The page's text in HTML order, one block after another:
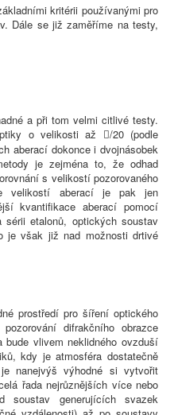
kritérii používanými pro
Dále se již zaměříme na testy,
a při tom velmi citlivé testy.
o velikosti až
/20 (podle
aberací dokonce i dvojnásobek
je zejména to, že odhad
s velikostí pozorovaného
velikostí aberací je pak jen
kvantifikace aberací pomocí
etalonů, optických soustav
je však již nad možnosti drtivé
prostředí pro šíření optického
difrakčního obrazce
bude vlivem neklidného ovzduší
kdy je atmosféra dostatečně
nanejvýš výhodné si vytvořit
řada nejrůznějších více nebo
soustav generujících svazek